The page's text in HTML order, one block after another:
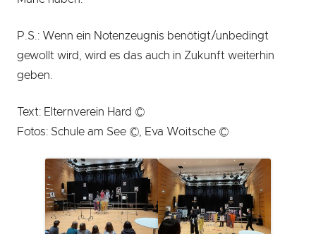
P.S.: Wenn ein Notenzeugnis benötigt/unbedingt
gewollt wird, wird es das auch in Zukunft weiterhin
geben.
Text: Elternverein Hard ©
Fotos: Schule am See ©, Eva Woitsche ©